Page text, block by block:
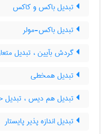
تبدیل باکس و کاکس
تبدیل باکس-مولر
گردش بآیین ، تبدیل
تبدیل همخطی
تبدیل هم دیس ، تبدیل
تبدیل اندازه پذیر پایستار